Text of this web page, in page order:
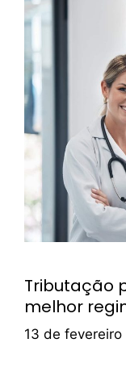
Tributação
melhor
13 de